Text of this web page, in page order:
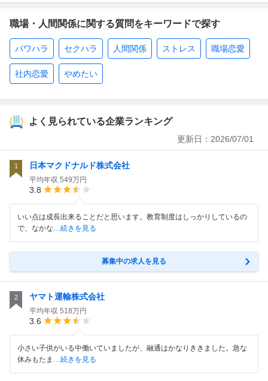
職場・人間関係に関する質問をキーワードで探す
パワハラ セクハラ 人間関係 ストレス 職場恋愛
社内恋愛 やめたい
よく見られている企業ランキング
更新日： 2026/07/01
1 日本マクドナルド株式会社
平均年収 549万円
3.8
いい点は成長出来ることだと思います。教育制度はしっかりしているの
で、なかな…続きを見る
募集中の求人を見る
2 ヤマト運輸株式会社
平均年収 518万円
3.6
小さい子供がいる中働いていましたが、融通はかなりききました。急な
休みもたま …続きを見る